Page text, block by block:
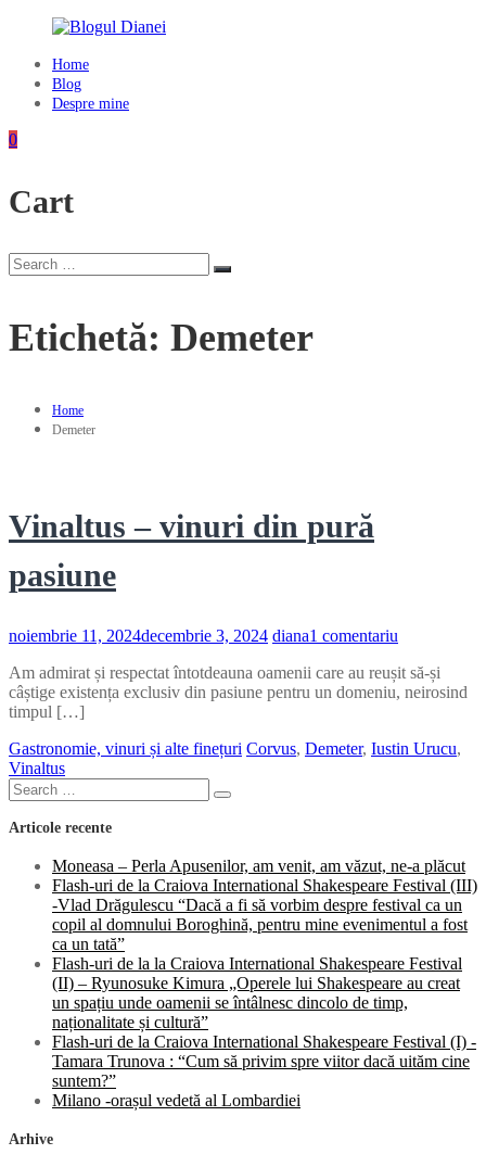
content
Blogul
Dianei
Blognotes
călătorii
și
finețuri
Home
Blog
Despre mine
0
Cart
Search
for:
Search
Etichetă: Demeter
Home
Demeter
Vinaltus – vinuri din pură
pasiune
noiembrie 11, 2024decembrie 3, 2024 diana1 comentariu
–
vinuri
pasiune
Am admirat și respectat întotdeauna oamenii care au reușit să-și
câștige existența exclusiv din pasiune pentru un domeniu, neirosind
timpul […]
Gastronomie, vinuri și alte finețuri Corvus, Demeter, Iustin Urucu,
Vinaltus
Search
for:
Search
Articole recente
Moneasa – Perla Apusenilor, am venit, am văzut, ne-a plăcut
Flash-uri de la Craiova International Shakespeare Festival (III)
-Vlad Drăgulescu “Dacă a fi să vorbim despre festival ca un
copil al domnului Boroghină, pentru mine evenimentul a fost
ca un tată”
Flash-uri de la la Craiova International Shakespeare Festival
(II) – Ryunosuke Kimura „Operele lui Shakespeare au creat
un spațiu unde oamenii se întâlnesc dincolo de timp,
naționalitate și cultură”
Flash-uri de la Craiova International Shakespeare Festival (I) -
Tamara Trunova : “Cum să privim spre viitor dacă uităm cine
suntem?”
Milano -orașul vedetă al Lombardiei
Arhive